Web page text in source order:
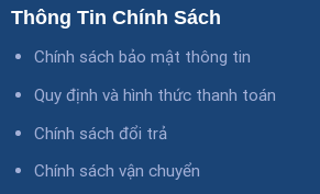
Thông Tin Chính Sách
Chính sách bảo mật thông tin
Quy định và hình thức thanh toán
Chính sách đổi trả
Chính sách vận chuyển